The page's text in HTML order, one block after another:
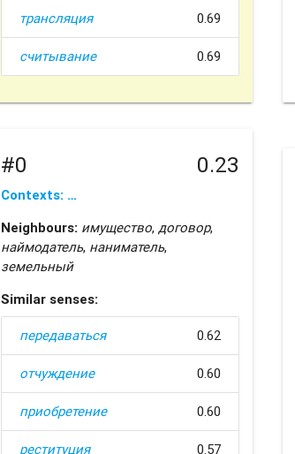
трансляция 0.69
считывание 0.69
#0 0.23
Contexts: …
Neighbours: имущество, договор,
наймодатель, наниматель,
земельный
Similar senses:
передаваться 0.62
отчуждение 0.60
приобретение 0.60
реституция 0.57